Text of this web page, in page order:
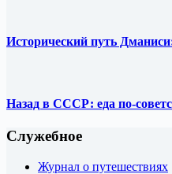
Исторический путь
Назад в СССР: еда по-
Служебное
Журнал о путешествиях